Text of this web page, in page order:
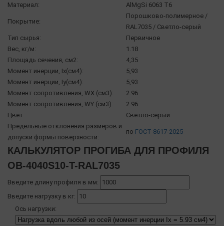
Материал:
AlMgSi 6063 Т6
Покрытие:
Порошково-полимерное /
RAL7035 / Светло-серый
Тип сырья:
Первичное
Вес, кг/м:
1.18
Площадь сечения, см2:
4,35
Момент инерции, Ix(см4):
5,93
Момент инерции, Iy(см4):
5,93
Момент сопротивления, WX (см3):
2.96
Момент сопротивления, WY (см3):
2.96
Цвет:
Светло-серый
Предельные отклонения размеров и
допуски формы поверхности:
по ГОСТ 8617-2025
КАЛЬКУЛЯТОР ПРОГИБА ДЛЯ ПРОФИЛЯ
OB-4040S10-T-RAL7035
Введите длину профиля в мм:
Введите нагрузку в кг:
Ось нагрузки: